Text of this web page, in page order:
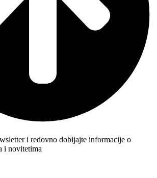
i redovno dobijajte informacije o
i novitetima